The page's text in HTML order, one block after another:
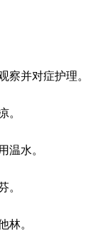
察并对症护理。
。
温水。
。
林。